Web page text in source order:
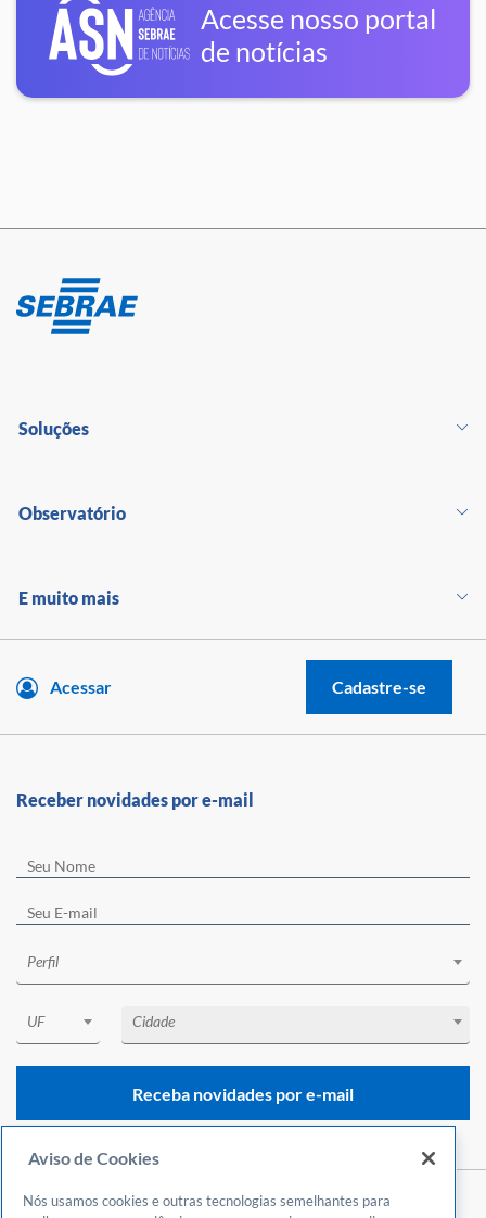
Acesse nosso portal
de notícias
Soluções
Observatório
E muito mais
Acessar Cadastre-se
Receber novidades por e-mail
Perfil
UF Cidade
Receba novidades por e-mail
Aviso de Cookies
Nós usamos cookies e outras tecnologias semelhantes para